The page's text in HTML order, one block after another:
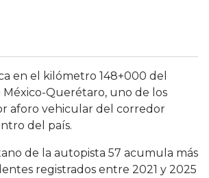
en el kilómetro 148+000 del
Querétaro, uno de los
aforo vehicular del corredor
del país.
de la autopista 57 acumula más
registrados entre 2021 y 2025